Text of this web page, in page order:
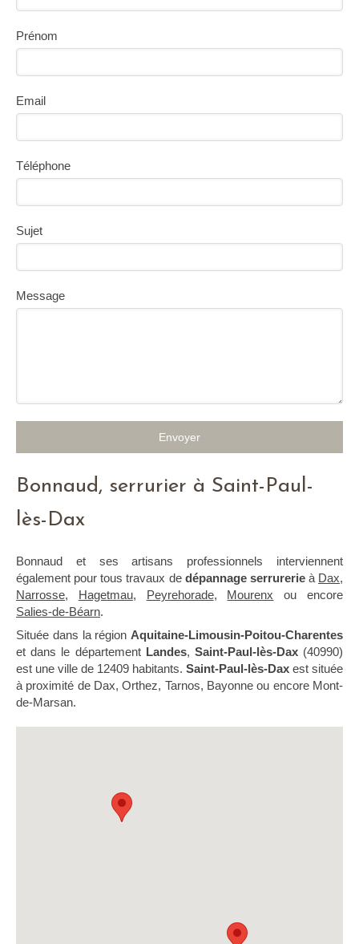
Prénom
Email
Téléphone
Sujet
Message
Envoyer
Bonnaud, serrurier à Saint-Paul-
lès-Dax
Bonnaud et ses artisans professionnels interviennent
également pour tous travaux de dépannage serrurerieà Dax,
Narrosse, Hagetmau, Peyrehorade, Mourenx ou encore
Salies-de-Béarn.
Située dans la région Aquitaine-Limousin-Poitou-Charentes
et dans le département Landes, Saint-Paul-lès-Dax(40990)
est une ville de 12409 habitants. Saint-Paul-lès-Dax est située
à proximité de Dax, Orthez, Tarnos, Bayonne ou encore Mont-
de-Marsan.